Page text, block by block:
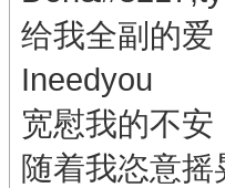
给我全副的爱
Ineedyou
宽慰我的不安
随着我恣意摇